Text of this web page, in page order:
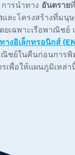
, การนำทาง อันตราย
และโครงสร้างที่มนุ
ยเฉพาะเรือพาณิช
งอิเล็กทรอนิกส์
ชย์ในคืนก่อนการ
เพื่อให้แผนภูมิเหล่